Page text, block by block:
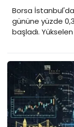
Borsa İstanbul'da
gününe yüzde
başladı.